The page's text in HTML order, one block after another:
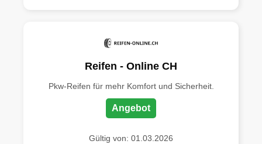
Reifen - Online CH
Pkw-Reifen für mehr Komfort und Sicherheit.
Angebot
Gültig von: 01.03.2026